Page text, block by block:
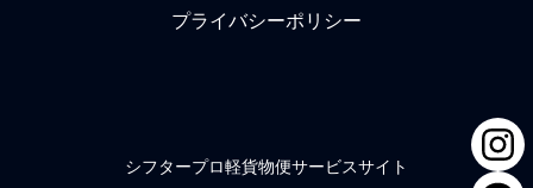
プライバシーポリシー
シフタープロ軽貨物便サービスサイト